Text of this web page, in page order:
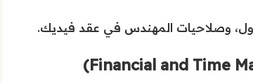
وصلاحيات المهندس في عقد فيديك.